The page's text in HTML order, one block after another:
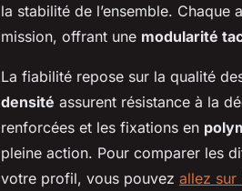
la stabilité de l’ensemble. Chaque
mission, offrant une modularité
La fiabilité repose sur la qualité
densité assurent résistance à la
renforcées et les fixations en
pleine action. Pour comparer les
votre profil, vous pouvez allez sur